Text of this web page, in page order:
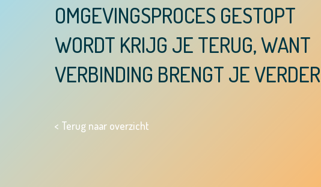
OMGEVINGSPROCES GESTOPT
WORDT KRIJG JE TERUG, WANT
VERBINDING BRENGT JE VERDER
< Terug naar overzicht